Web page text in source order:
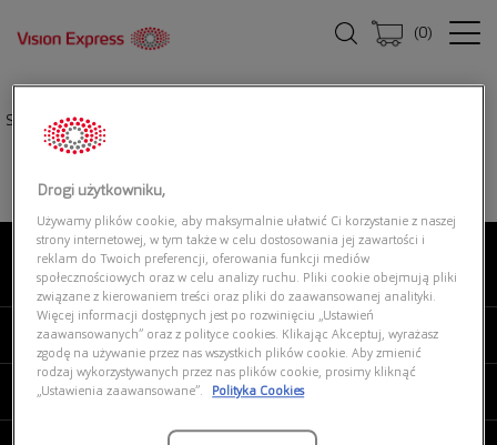
(0)
Strona główna|
O NAS
MOJE VISION EXPRESS
PRODUKTY I USŁUGI
Drogi użytkowniku,
Używamy plików cookie, aby maksymalnie ułatwić Ci korzystanie z naszej
strony internetowej, w tym także w celu dostosowania jej zawartości i
reklam do Twoich preferencji, oferowania funkcji mediów
społecznościowych oraz w celu analizy ruchu. Pliki cookie obejmują pliki
związane z kierowaniem treści oraz pliki do zaawansowanej analityki.
Więcej informacji dostępnych jest po rozwinięciu „Ustawień
zaawansowanych” oraz z polityce cookies. Klikając Akceptuj, wyrażasz
zgodę na używanie przez nas wszystkich plików cookie. Aby zmienić
rodzaj wykorzystywanych przez nas plików cookie, prosimy kliknąć
„Ustawienia zaawansowane”.
Polityka Cookies